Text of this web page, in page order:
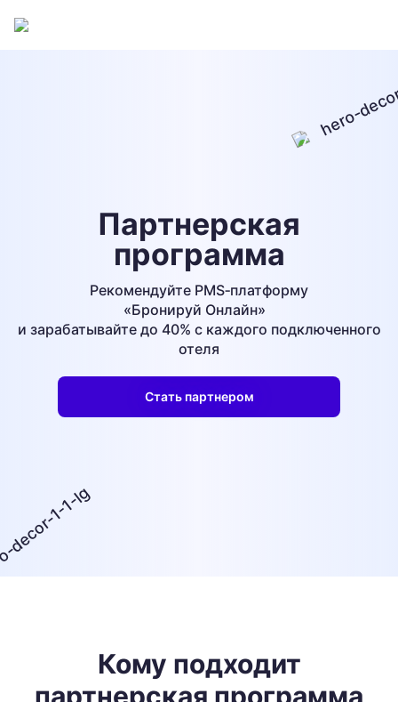
Партнерская
программа
Рекомендуйте PMS‑платформу
«Бронируй Онлайн»
и зарабатывайте до 40% с каждого подключенного
отеля
Стать партнером
Кому подходит